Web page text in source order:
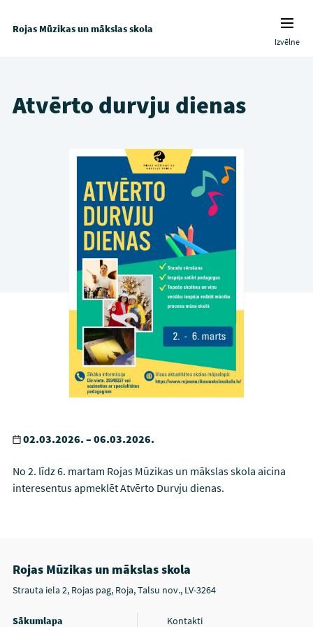
Rojas Mūzikas un mākslas skola
Izvēlne
Atvērto durvju dienas
02.03.2026. – 06.03.2026.
No 2. līdz 6. martam Rojas Mūzikas un mākslas skola aicina
interesentus apmeklēt Atvērto Durvju dienas.
Rojas Mūzikas un mākslas skola
Strauta iela 2, Rojas pag, Roja, Talsu nov., LV-3264
Sākumlapa Kontakti